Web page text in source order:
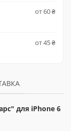
от 60 ₴
от 45 ₴
для iPhone 6